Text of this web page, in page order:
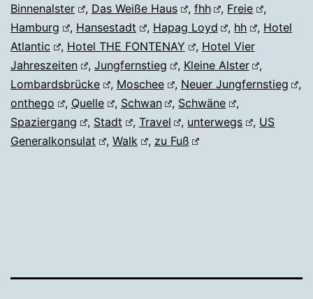
Binnenalster
, Das Weiße Haus , fhh , Freie
,
Hamburg
, Hansestadt , Hapag Loyd , hh , Hotel
Atlantic
, Hotel THE FONTENAY , Hotel Vier
Jahreszeiten
, Jungfernstieg , Kleine Alster
,
Lombardsbrücke
, Moschee , Neuer Jungfernstieg
,
onthego
, Quelle , Schwan , Schwäne
,
Spaziergang
, Stadt , Travel , unterwegs , US
Generalkonsulat
, Walk , zu Fuß